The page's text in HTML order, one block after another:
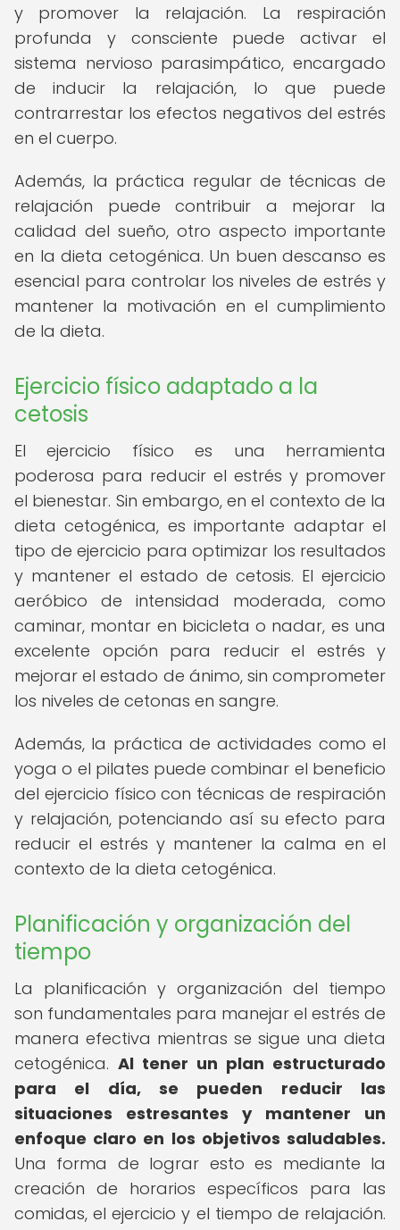
y promover la relajación. La respiración
profunda y consciente puede activar el
sistema nervioso parasimpático, encargado
de inducir la relajación, lo que puede
contrarrestar los efectos negativos del estrés
en el cuerpo.
Además, la práctica regular de técnicas de
relajación puede contribuir a mejorar la
calidad del sueño, otro aspecto importante
en la dieta cetogénica. Un buen descanso es
esencial para controlar los niveles de estrés y
mantener la motivación en el cumplimiento
de la dieta.
Ejercicio físico adaptado a la
cetosis
El ejercicio físico es una herramienta
poderosa para reducir el estrés y promover
el bienestar. Sin embargo, en el contexto de la
dieta cetogénica, es importante adaptar el
tipo de ejercicio para optimizar los resultados
y mantener el estado de cetosis. El ejercicio
aeróbico de intensidad moderada, como
caminar, montar en bicicleta o nadar, es una
excelente opción para reducir el estrés y
mejorar el estado de ánimo, sin comprometer
los niveles de cetonas en sangre.
Además, la práctica de actividades como el
yoga o el pilates puede combinar el beneficio
del ejercicio físico con técnicas de respiración
y relajación, potenciando así su efecto para
reducir el estrés y mantener la calma en el
contexto de la dieta cetogénica.
Planificación y organización del
tiempo
La planificación y organización del tiempo
son fundamentales para manejar el estrés de
manera efectiva mientras se sigue una dieta
cetogénica. Al tener un plan estructurado
para el día, se pueden reducir las
situaciones estresantes y mantener un
enfoque claro en los objetivos saludables.
Una forma de lograr esto es mediante la
creación de horarios específicos para las
comidas, el ejercicio y el tiempo de relajación.